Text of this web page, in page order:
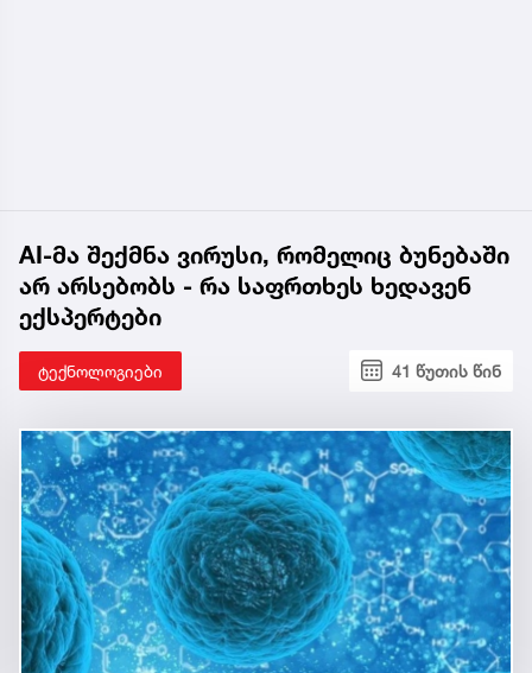
AI-მა შექმნა ვირუსი, რომელიც ბუნებაში
არ არსებობს - რა საფრთხეს ხედავენ
ექსპერტები
ტექნოლოგიები 41 წუთის წინ